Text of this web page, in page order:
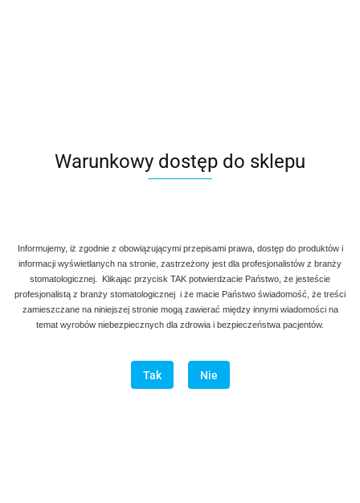
Warunkowy dostęp do sklepu
Informujemy, iż zgodnie z obowiązującymi przepisami prawa, dostęp do produktów i
informacji wyświetlanych na stronie, zastrzeżony jest dla profesjonalistów z branży
stomatologicznej. Klikając przycisk TAK potwierdzacie Państwo, że jesteście
profesjonalistą z branży stomatologicznej i że macie Państwo świadomość, że treści
zamieszczane na niniejszej stronie mogą zawierać między innymi wiadomości na
temat wyrobów niebezpiecznych dla zdrowia i bezpieczeństwa pacjentów.
Tak Nie